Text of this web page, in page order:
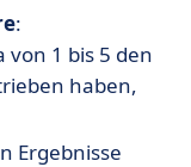
:
von 1 bis 5 den
haben,
Ergebnisse